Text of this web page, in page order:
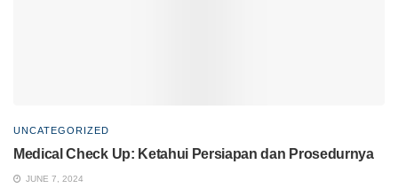
UNCATEGORIZED
Medical Check Up: Ketahui Persiapan dan Prosedurnya
JUNE 7, 2024